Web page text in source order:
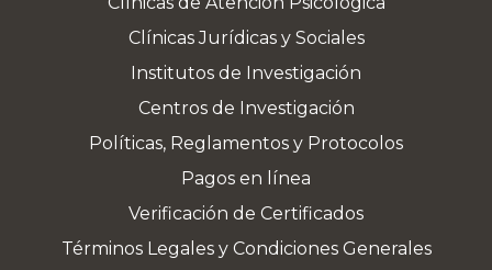
Clínicas Jurídicas y Sociales
Institutos de Investigación
Centros de Investigación
Políticas, Reglamentos y Protocolos
Pagos en línea
Verificación de Certificados
Términos Legales y Condiciones Generales